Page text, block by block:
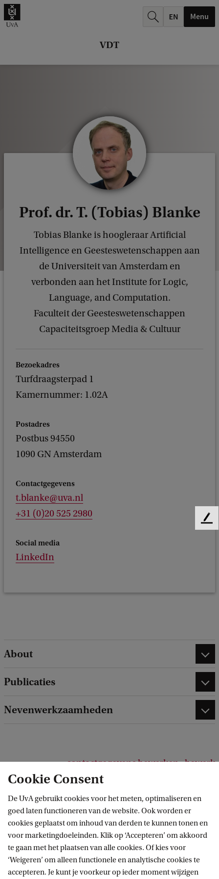
VDT
Menu
Prof. dr. T. (Tobias) Blanke
Tobias Blanke is hoogleraar Artificial
Intelligence en Geesteswetenschappen aan
de Universiteit van Amsterdam en
verbonden aan het Institute for Logic,
Language, and Computation.
Faculteit der Geesteswetenschappen
Capaciteitsgroep Media & Cultuur
Bezoekadres
Turfdraagsterpad 1
Kamernummer: 1.02A
Postadres
Postbus 94550
1090 GN Amsterdam
Contactgegevens
t.blanke@uva.nl
+31 (0)20 525 2980
Social media
LinkedIn
About
Publicaties
Nevenwerkzaamheden
contactgegevens bewerken bewerk
Verantwoorde Digitale Transformaties
Cookie Consent
De UvA gebruikt cookies voor het meten, optimaliseren en
goed laten functioneren van de website. Ook worden er
cookies geplaatst om inhoud van derden te kunnen tonen en
voor marketingdoeleinden. Klik op ‘Accepteren’ om akkoord
te gaan met het plaatsen van alle cookies. Of kies voor
‘Weigeren’ om alleen functionele en analytische cookies te
accepteren. Je kunt je voorkeur op ieder moment wijzigen
F